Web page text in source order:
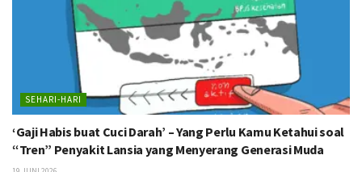
SEHARI-HARI
‘Gaji Habis buat Cuci Darah’ – Yang Perlu Kamu Ketahui soal
“Tren” Penyakit Lansia yang Menyerang Generasi Muda